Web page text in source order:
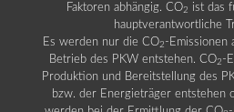
Faktoren abhängig. CO2 ist das
hauptverantwortliche
Es werden nur die CO2 -Emissionen
Betrieb des PKW entstehen. CO2 -
Produktion und Bereitstellung des
bzw. der Energieträger entstehen